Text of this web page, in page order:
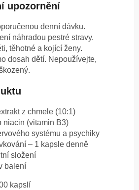
upozornění
denní dávku.
náhradou pestré stravy.
těhotné a kojící ženy.
dosah dětí. Nepoužívejte,
z chmele (10:1)
niacin (vitamin B3)
systému a psychiky
– 1 kapsle denně
složení
balení
kapslí